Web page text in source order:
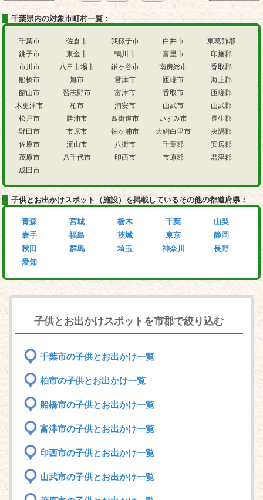
千葉県内の対象市町村一覧：
千葉市
銚子市
市川市
船橋市
館山市
木更津市
松戸市
野田市
佐原市
茂原市
成田市
佐倉市
東金市
八日市場市
旭市
習志野市
柏市
勝浦市
市原市
流山市
八千代市
我孫子市
鴨川市
鎌ヶ谷市
君津市
富津市
浦安市
四街道市
袖ヶ浦市
八街市
印西市
白井市
富里市
南房総市
匝瑳市
香取市
山武市
いすみ市
大網白里市
千葉郡
市原郡
東葛飾郡
印旛郡
香取郡
海上郡
匝瑳郡
山武郡
長生郡
夷隅郡
安房郡
君津郡
子供とお出かけスポット（施設）を掲載しているその他の都道府県：
青森
岩手
秋田
愛知
宮城
福島
群馬
栃木
茨城
埼玉
千葉
東京
神奈川
山梨
静岡
長野
子供とお出かけスポットを市郡で絞り込む
千葉市の子供とお出かけ一覧
柏市の子供とお出かけ一覧
船橋市の子供とお出かけ一覧
富津市の子供とお出かけ一覧
印西市の子供とお出かけ一覧
山武市の子供とお出かけ一覧